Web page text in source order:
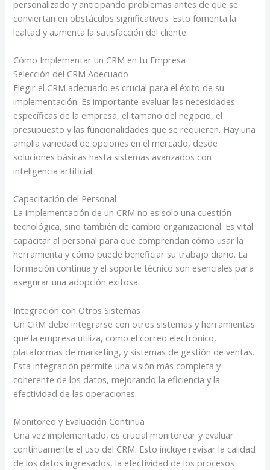
personalizado y anticipando problemas antes de que se
conviertan en obstáculos significativos. Esto fomenta la
lealtad y aumenta la satisfacción del cliente.
Cómo Implementar un CRM en tu Empresa
Selección del CRM Adecuado
Elegir el CRM adecuado es crucial para el éxito de su
implementación. Es importante evaluar las necesidades
específicas de la empresa, el tamaño del negocio, el
presupuesto y las funcionalidades que se requieren. Hay una
amplia variedad de opciones en el mercado, desde
soluciones básicas hasta sistemas avanzados con
inteligencia artificial.
Capacitación del Personal
La implementación de un CRM no es solo una cuestión
tecnológica, sino también de cambio organizacional. Es vital
capacitar al personal para que comprendan cómo usar la
herramienta y cómo puede beneficiar su trabajo diario. La
formación continua y el soporte técnico son esenciales para
asegurar una adopción exitosa.
Integración con Otros Sistemas
Un CRM debe integrarse con otros sistemas y herramientas
que la empresa utiliza, como el correo electrónico,
plataformas de marketing, y sistemas de gestión de ventas.
Esta integración permite una visión más completa y
coherente de los datos, mejorando la eficiencia y la
efectividad de las operaciones.
Monitoreo y Evaluación Continua
Una vez implementado, es crucial monitorear y evaluar
continuamente el uso del CRM. Esto incluye revisar la calidad
de los datos ingresados, la efectividad de los procesos